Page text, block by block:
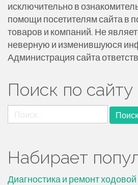
исключительно в
помощи посетителям сайта в
товаров и компаний. Не
неверную и изменившуюся
Администрация сайта
Поиск по сайту
Найти:
Набирает
Диагностика и ремонт ходовой